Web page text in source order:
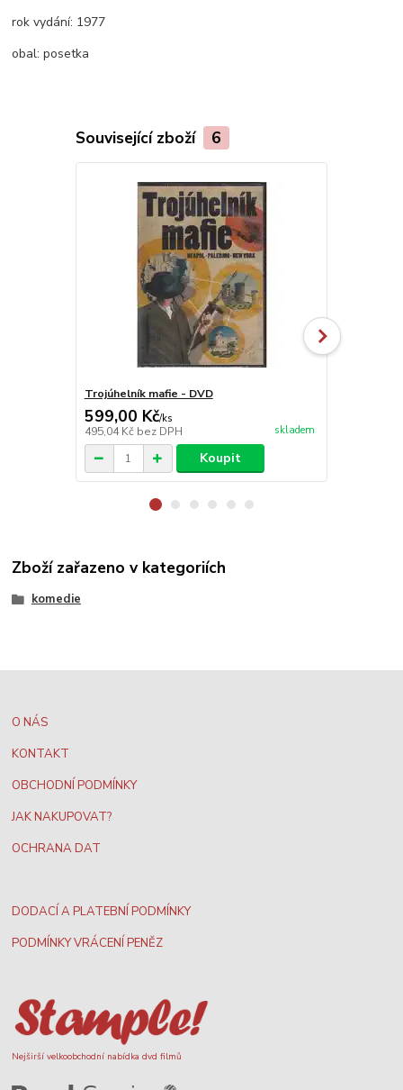
rok vydání: 1977
obal: posetka
Související zboží 6
Trojúhelník mafie - DVD
599,00 Kč/ks
495,04 Kč bez DPH skladem
Koupit
Zboží zařazeno v kategoriích
komedie
O NÁS
KONTAKT
OBCHODNÍ PODMÍNKY
JAK NAKUPOVAT?
OCHRANA DAT
DODACÍ A PLATEBNÍ PODMÍNKY
PODMÍNKY VRÁCENÍ PENĚZ
Nejširší velkoobchodní nabídka dvd filmů